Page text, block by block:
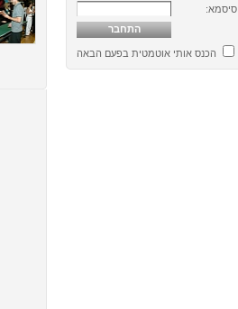
סיסמא:
הכנס אותי אוטמטית בפעם הבאה